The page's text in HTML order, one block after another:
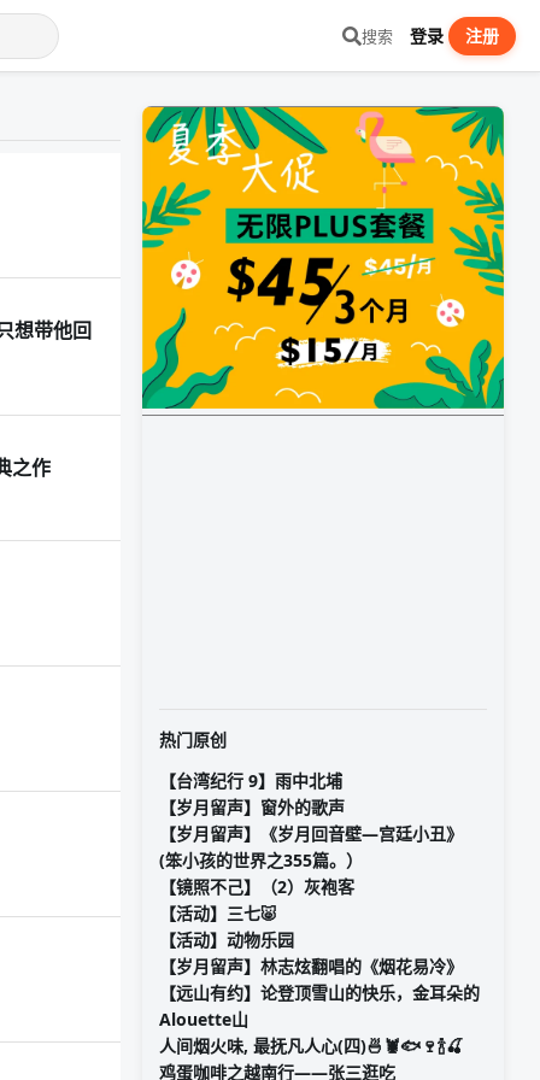
搜索 登录 注册
想带他回
之作
热门原创
【台湾纪行 9】雨中北埔
【岁月留声】窗外的歌声
【岁月留声】《岁月回音壁—宫廷小丑》
(笨小孩的世界之355篇。）
【镜照不己】（2）灰袍客
【活动】三七🐷
【活动】动物乐园
【岁月留声】林志炫翻唱的《烟花易冷》
【远山有约】论登顶雪山的快乐，金耳朵的
Alouette山
人间烟火味, 最抚凡人心(四)🍜🦞🐟🍷🍾🍒
鸡蛋咖啡之越南行——张三逛吃